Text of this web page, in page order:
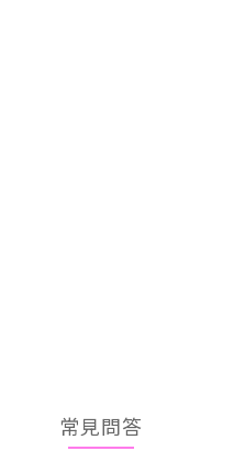
常見問答